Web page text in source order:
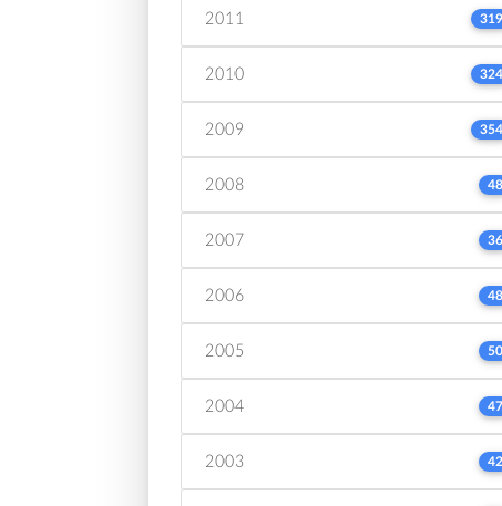
2011 319
2010 324
2009 354
2008 48
2007 36
2006 48
2005 50
2004 47
2003 42